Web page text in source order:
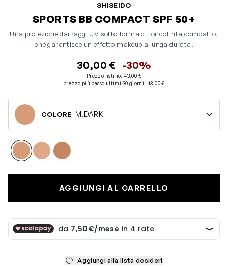
SHISEIDO
SPORTS BB COMPACT SPF 50+
Una protezione dai raggi UV sotto forma di fondotinta compatto,
che garantisce un effetto makeup a lunga durata.
30,00 € -30%
Prezzo listino:43,00 €
prezzo più basso ultimi 30 giorni:43,00 €
COLORE M.DARK
AGGIUNGI AL CARRELLO
Aggiungi alla lista desideri